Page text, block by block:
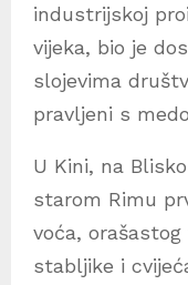
industrijskoj
vijeka, bio je
slojevima
pravljeni s
U Kini, na
starom Rimu
voća,
stabljike i